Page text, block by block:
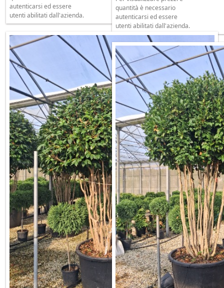
autenticarsi ed essere
utenti abilitati dall'azienda.
quantità è necessario
autenticarsi ed essere
utenti abilitati dall'azienda.